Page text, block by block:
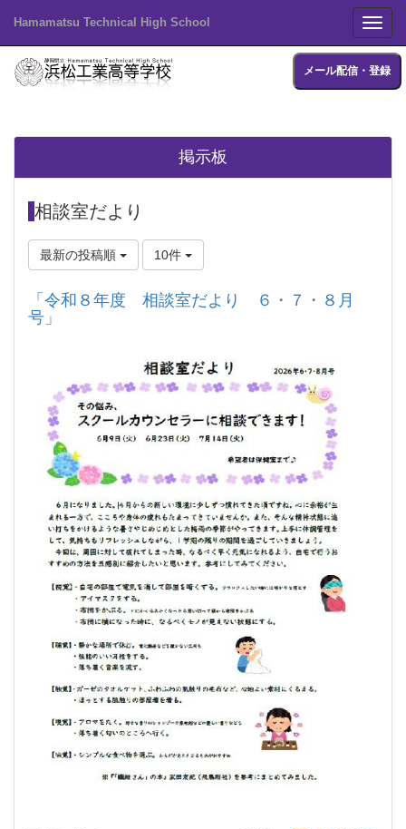
Hamamatsu Technical High School
メール配信・登録
掲示板
相談室だより
最新の投稿順 10件
「令和８年度 相談室だより ６・７・８月
号」